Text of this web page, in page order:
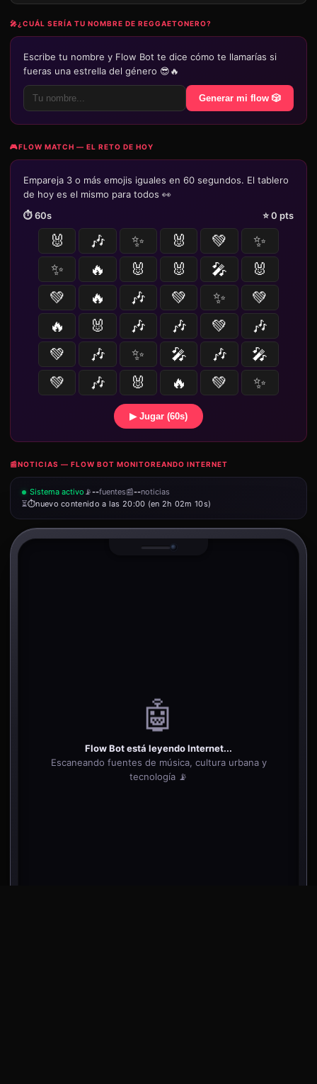
🎤¿CUÁL SERÍA TU NOMBRE DE REGGAETONERO?
Escribe tu nombre y Flow Bot te dice cómo te llamarías si
fueras una estrella del género 😎🔥
Generar mi flow 🎲
🎮FLOW MATCH — EL RETO DE HOY
Empareja 3 o más emojis iguales en 60 segundos. El tablero
de hoy es el mismo para todos 👀
⏱️60s ⭐0 pts
🐰 🎶 ✨ 🐰 💚
✨
✨
🔥 🐰 🐰 🎤
🐰
💚
🔥 🎶 💚 ✨
💚
🔥
🐰 🎶 🎶 💚
🎶
💚
🎶 ✨ 🎤 🎶
🎤
💚
🎶 🐰 🔥 💚 ✨
▶ Jugar (60s)
📰NOTICIAS — FLOW BOT MONITOREANDO INTERNET
Sistema activo 📡--fuentes📰--noticias
⏳
nuevo contenido a las 20:00 (en 2h 02m 10s)
🤖
Flow Bot está leyendo Internet...
Escaneando fuentes de música, cultura urbana y
tecnología 📡